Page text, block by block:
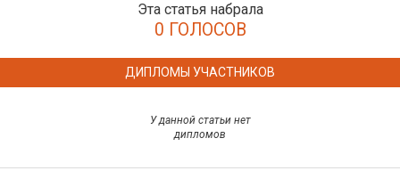
Эта статья набрала
0 ГОЛОСОВ
ДИПЛОМЫ УЧАСТНИКОВ
У данной статьи нет
дипломов